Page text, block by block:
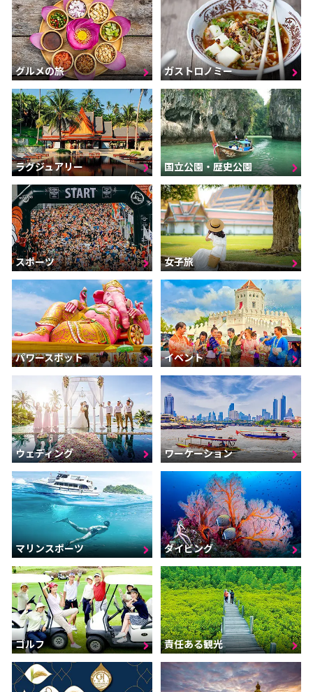
ラノーン
サトゥーン
ソンクラー
スラーターニー
ヤラー
グルメの旅 ガストロノミー
ラグジュアリー 国立公園・歴史公園
スポーツ 女子旅
パワースポット イベント
ウェディング ワーケーション
マリンスポーツ ダイビング
ゴルフ 責任ある観光